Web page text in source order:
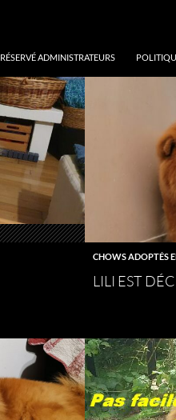
RÉSERVÉ ADMINISTRATEURS
CHOWS ADOPTÉS
LILI EST